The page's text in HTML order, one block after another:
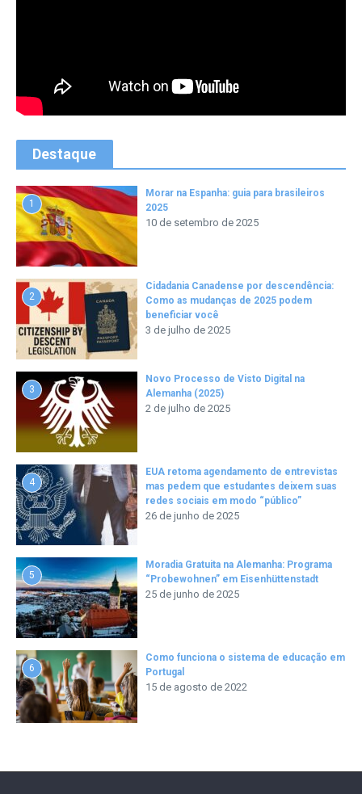
Destaque
1
Morar na Espanha: guia para brasileiros
2025
10 de setembro de 2025
2
Cidadania Canadense por descendência:
Como as mudanças de 2025 podem
beneficiar você
3 de julho de 2025
3
Novo Processo de Visto Digital na
Alemanha (2025)
2 de julho de 2025
4
EUA retoma agendamento de entrevistas
mas pedem que estudantes deixem suas
redes sociais em modo “público”
26 de junho de 2025
5
Moradia Gratuita na Alemanha: Programa
“Probewohnen” em Eisenhüttenstadt
25 de junho de 2025
6
Como funciona o sistema de educação em
Portugal
15 de agosto de 2022